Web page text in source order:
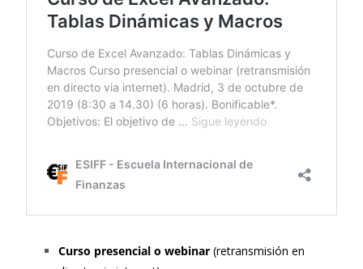
Curso presencial o webinar (retransmisión en